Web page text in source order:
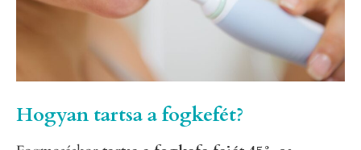
Hogyan tartsa a fogkefét?